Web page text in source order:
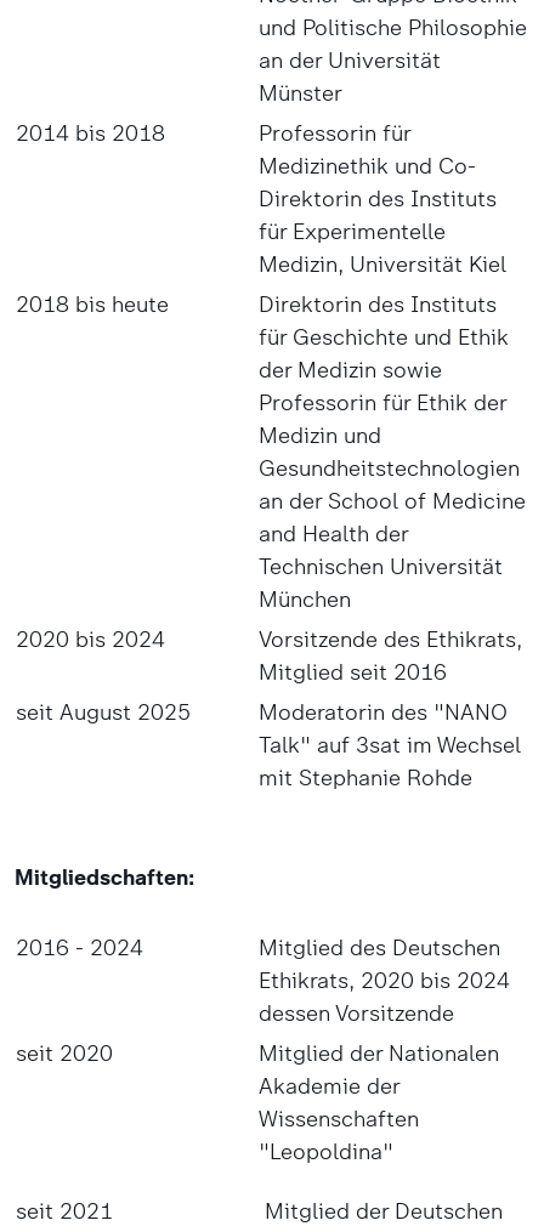
und Politische Philosophie
an der Universität
Münster
2014 bis 2018
Professorin für
Medizinethik und Co-
Direktorin des Instituts
für Experimentelle
Medizin, Universität Kiel
2018 bis heute
Direktorin des Instituts
für Geschichte und Ethik
der Medizin sowie
Professorin für Ethik der
Medizin und
Gesundheitstechnologien
an der School of Medicine
and Health der
Technischen Universität
München
2020 bis 2024
Vorsitzende des Ethikrats,
Mitglied seit 2016
seit August 2025
Moderatorin des "NANO
Talk" auf 3sat im Wechsel
mit Stephanie Rohde
Mitgliedschaften:
2016 - 2024
Mitglied des Deutschen
Ethikrats, 2020 bis 2024
dessen Vorsitzende
seit 2020
Mitglied der Nationalen
Akademie der
Wissenschaften
"Leopoldina"
seit 2021
Mitglied der Deutschen